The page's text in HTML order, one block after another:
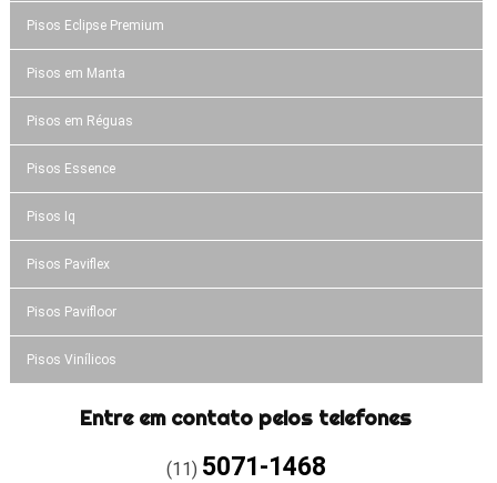
Pisos Eclipse Premium
Pisos em Manta
Pisos em Réguas
Pisos Essence
Pisos Iq
Pisos Paviflex
Pisos Pavifloor
Pisos Vinílicos
Entre em contato pelos telefones
(11) 5071-1468